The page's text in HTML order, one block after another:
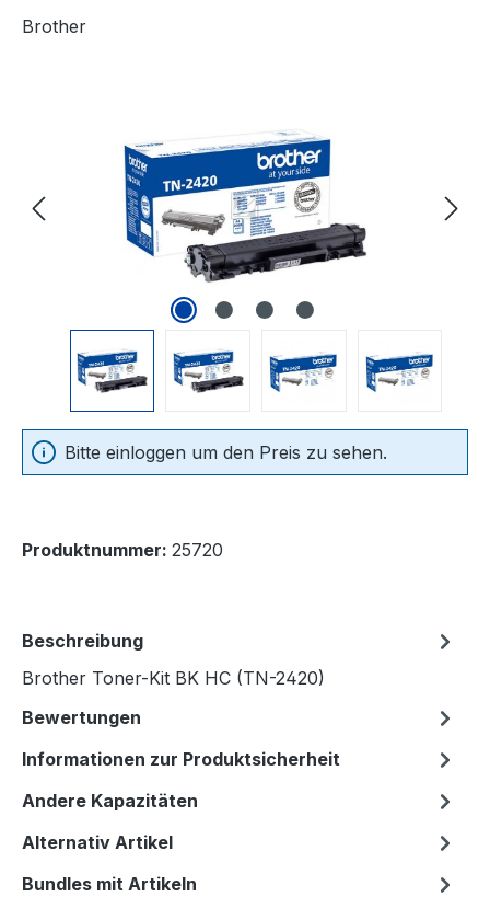
Brother
Bitte einloggen um den Preis zu sehen.
Produktnummer: 25720
Beschreibung
Brother Toner-Kit BK HC (TN-2420)
Bewertungen
Informationen zur Produktsicherheit
Andere Kapazitäten
Alternativ Artikel
Bundles mit Artikeln